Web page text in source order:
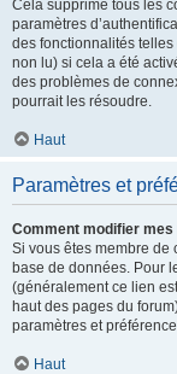
Cela supprime tous les
paramètres
des fonctionnalités
non lu) si cela a été
des problèmes de
pourrait les résoudre.
Haut
Paramètres et
Comment modifier
Si vous êtes membre de
base de données. Pour
(généralement ce lien
haut des pages du
paramètres et
Haut